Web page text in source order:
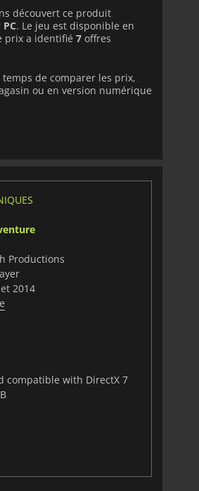
découvert ce produit
PC. Le jeu est disponible en
prix a identifié 7 offres
de comparer les prix,
ou en version numérique
Productions
2014
compatible with DirectX 7